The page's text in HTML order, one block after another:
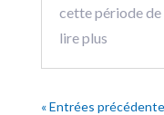
cette période de
lire plus
« Entrées